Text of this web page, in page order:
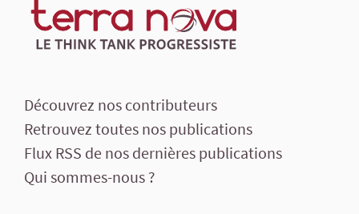
Découvrez nos contributeurs
Retrouvez toutes nos publications
Flux RSS de nos dernières publications
Qui sommes-nous ?